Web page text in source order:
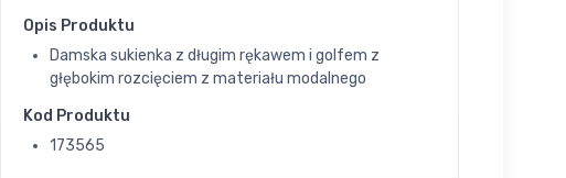
Opis Produktu
Damska sukienka z długim rękawem i golfem z
głębokim rozcięciem z materiału modalnego
Kod Produktu
173565